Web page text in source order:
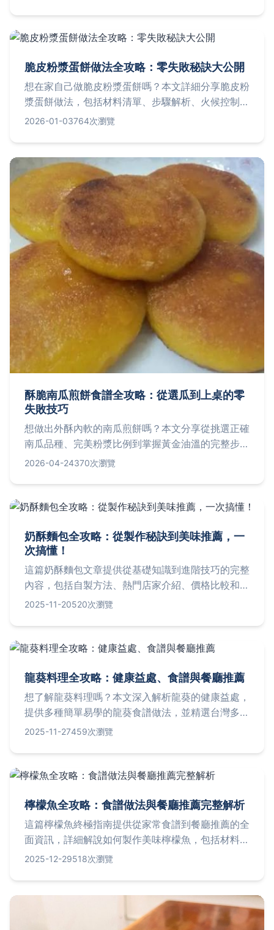
脆皮粉漿蛋餅做法全攻略：零失敗秘訣大公開
想在家自己做脆皮粉漿蛋餅嗎？本文詳細分享脆皮粉
漿蛋餅做法，包括材料清單、步驟解析、火候控制和
常見問題解答。加入個人失敗經驗與成功秘訣，幫助
2026-01-03764次瀏覽
酥脆南瓜煎餅食譜全攻略：從選瓜到上桌的零
失敗技巧
想做出外酥內軟的南瓜煎餅嗎？本文分享從挑選正確
南瓜品種、完美粉漿比例到掌握黃金油溫的完整步
驟，並分析傳統油炸與氣炸鍋做法的優缺點，最後加
2026-04-24370次瀏覽
奶酥麵包全攻略：從製作秘訣到美味推薦，一
次搞懂！
這篇奶酥麵包文章提供從基礎知識到進階技巧的完整
內容，包括自製方法、熱門店家介紹、價格比較和營
養分析。無論你是烘焙新手還是老手，都能找到實用
受這款台灣經典美食。
2025-11-20520次瀏覽
龍葵料理全攻略：健康益處、食譜與餐廳推薦
想了解龍葵料理嗎？本文深入解析龍葵的健康益處，
提供多種簡單易學的龍葵食譜做法，並精選台灣多家
龍葵料理餐廳，詳細介紹地址、價格和營業時間。無
解決所有關於龍葵的疑問。
2025-11-27459次瀏覽
檸檬魚全攻略：食譜做法與餐廳推薦完整解析
這篇檸檬魚終極指南提供從家常食譜到餐廳推薦的全
面資訊，詳細解說如何製作美味檸檬魚，包括材料清
單和步驟教學；並推薦台灣多家知名餐廳，提供地
健康益處，並解答常見問題如適合人群、保存方法
等。內容實用豐富，旨在滿足所有關於檸檬魚的疑問
和需求，幫助您輕鬆享受這道開胃佳餚。
2025-12-29518次瀏覽